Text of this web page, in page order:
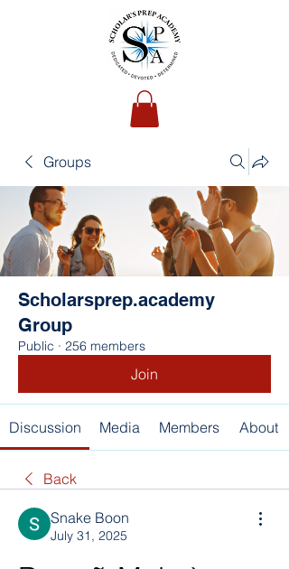
Groups
Scholarsprep.academy
Group
Public · 256 members
Join
Discussion Media Members About
Back
Snake Boon
July 31, 2025